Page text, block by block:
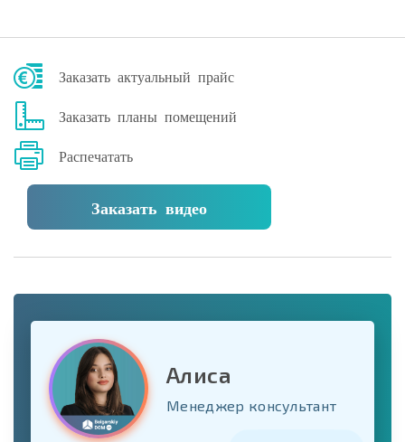
Заказать актуальный прайс
Заказать планы помещений
Распечатать
Заказать видео
Алиса
Менеджер консультант